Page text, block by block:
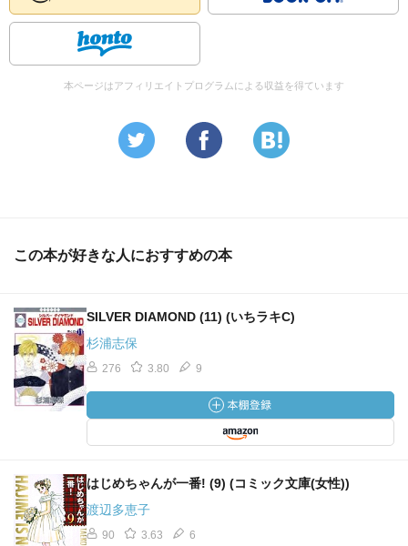
本ページはアフィリエイトプログラムによる収益を得ています
この本が好きな人におすすめの本
SILVER DIAMOND (11) (いちラキC)
杉浦志保
276 3.80 9
はじめちゃんが一番! (9) (コミック文庫(女性))
渡辺多恵子
90 3.63 6